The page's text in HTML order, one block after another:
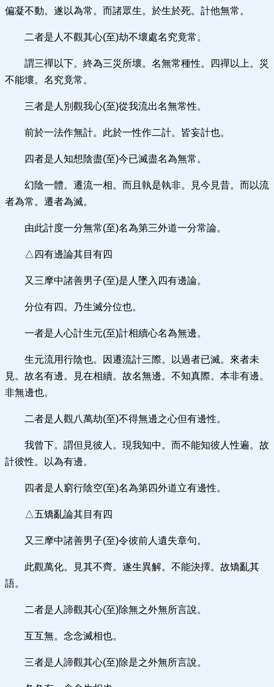
偏凝不動。遂以為常。而諸眾生。於生於死。計他無常。
二者是人不觀其心(至)劫不壞處名究竟常。
謂三禪以下。終為三災所壞。名無常種性。四禪以上。災
不能壞。名究竟常。
三者是人別觀我心(至)從我流出名無常性。
前於一法作無計。此於一性作二計。皆妄計也。
四者是人知想陰盡(至)今已滅盡名為無常。
幻陰一體。遷流一相。而且執是執非。見今見昔。而以流
者為常。遷者為滅。
由此計度一分無常(至)名為第三外道一分常論。
△四有邊論其目有四
又三摩中諸善男子(至)是人墜入四有邊論。
分位有四。乃生滅分位也。
一者是人心計生元(至)計相續心名為無邊。
生元流用行陰也。因遷流計三際。以過者已滅。來者未
見。故名有邊。見在相續。故名無邊。不知真際。本非有邊。
非無邊也。
二者是人觀八萬劫(至)不得無邊之心但有邊性。
我曾下。謂但見彼人。現我知中。而不能知彼人性遍。故
計彼性。以為有邊。
四者是人窮行陰空(至)名為第四外道立有邊性。
△五矯亂論其目有四
又三摩中諸善男子(至)令彼前人遺失章句。
此觀萬化。見其不齊。遂生異解。不能決擇。故矯亂其
語。
二者是人諦觀其心(至)除無之外無所言說。
互互無。念念滅相也。
三者是人諦觀其心(至)除是之外無所言說。